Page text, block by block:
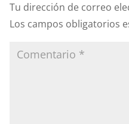
Tu dirección de correo
Los campos obligatorios